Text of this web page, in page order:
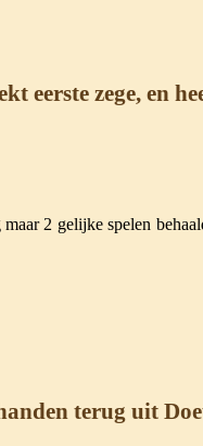
eerste zege, en
2 gelijke spelen
terug uit